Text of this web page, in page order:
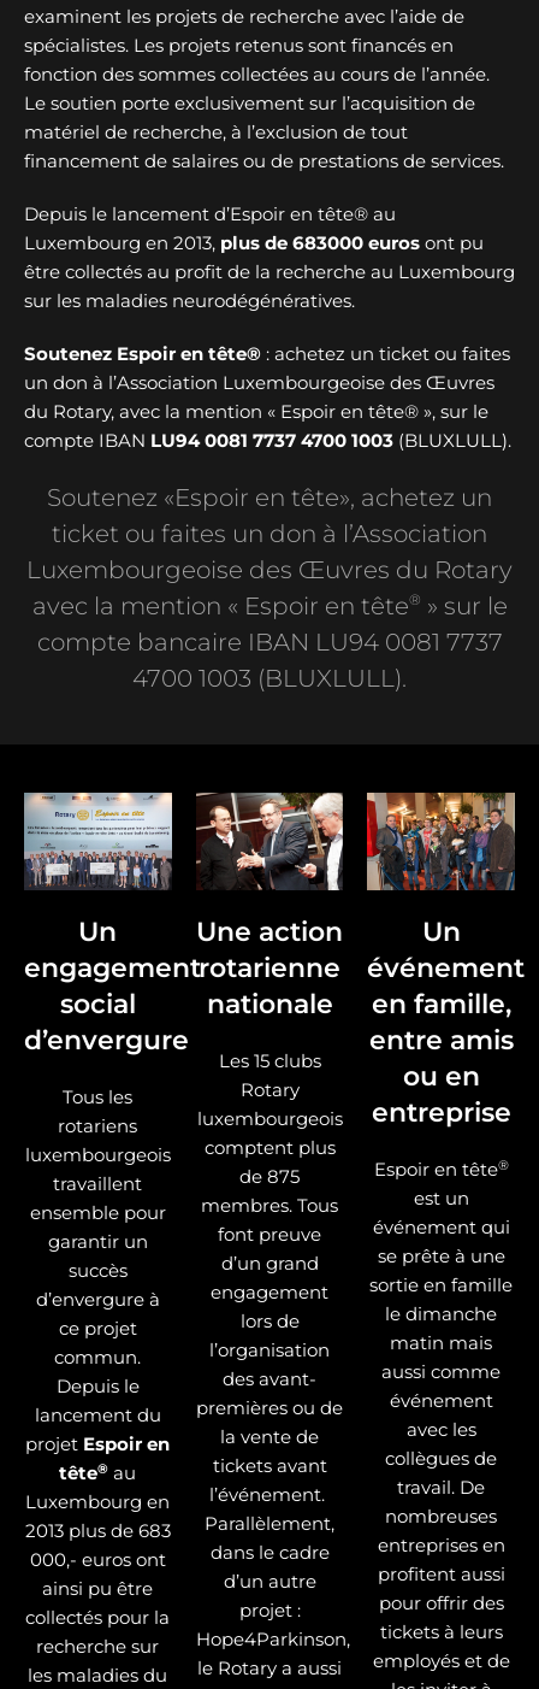
examinent les projets de recherche avec l’aide de
spécialistes. Les projets retenus sont financés en
fonction des sommes collectées au cours de l’année.
Le soutien porte exclusivement sur l’acquisition de
matériel de recherche, à l’exclusion de tout
financement de salaires ou de prestations de services.
Depuis le lancement d’Espoir en tête® au
Luxembourg en 2013, plus de 683000 euros ont pu
être collectés au profit de la recherche au Luxembourg
sur les maladies neurodégénératives.
Soutenez Espoir en tête® : achetez un ticket ou faites
un don à l’Association Luxembourgeoise des Œuvres
du Rotary, avec la mention « Espoir en tête® », sur le
compte IBAN LU94 0081 7737 4700 1003 (BLUXLULL).
Soutenez «Espoir en tête», achetez un
ticket ou faites un don à l’Association
Luxembourgeoise des Œuvres du Rotary
avec la mention « Espoir en tête® » sur le
compte bancaire IBAN LU94 0081 7737
4700 1003 (BLUXLULL).
Un
engagement
social
d’envergure
Tous les
rotariens
luxembourgeois
travaillent
ensemble pour
garantir un
succès
d’envergure à
ce projet
commun.
Depuis le
lancement du
projet Espoir en
tête® au
Luxembourg en
2013 plus de 683
000,- euros ont
ainsi pu être
collectés pour la
recherche sur
les maladies du
Une action
rotarienne
nationale
Les 15 clubs
Rotary
luxembourgeois
comptent plus
de 875
membres. Tous
font preuve
d’un grand
engagement
lors de
l’organisation
des avant-
premières ou de
la vente de
tickets avant
l’événement.
Parallèlement,
dans le cadre
d’un autre
projet :
Hope4Parkinson,
le Rotary a aussi
Un
événement
en famille,
entre amis
ou en
entreprise
Espoir en tête®
est un
événement qui
se prête à une
sortie en famille
le dimanche
matin mais
aussi comme
événement
avec les
collègues de
travail. De
nombreuses
entreprises en
profitent aussi
pour offrir des
tickets à leurs
employés et de